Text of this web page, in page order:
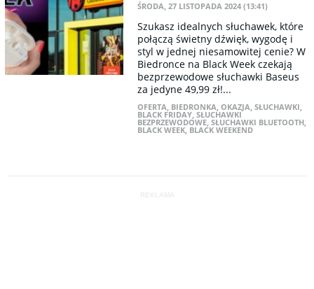
ŚRODA, 27 LISTOPADA 2024 (13:41)
Szukasz idealnych słuchawek, które
połączą świetny dźwięk, wygodę i
styl w jednej niesamowitej cenie? W
Biedronce na Black Week czekają
bezprzewodowe słuchawki Baseus
za jedyne 49,99 zł!...
OFERTA, BIEDRONKA,OKAZJA,SŁUCHAWKI,
BLACK FRIDAY,SŁUCHAWKI
BEZPRZEWODOWE,SŁUCHAWKI BLUETOOTH,
BLACK WEEK, BLACK WEEKEND
REKLAMA